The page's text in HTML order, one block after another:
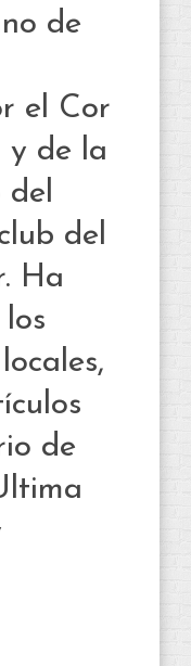
de
el Cor
y de la
del
del
Ha
de